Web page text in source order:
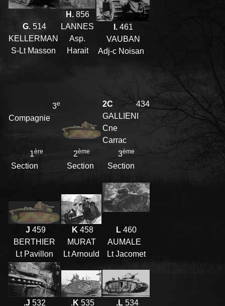
G. 514
KELLERMAN
S-Lt Masson
H.856
LANNES
Asp.
Harait
I. 461
VAUBAN
Adj-c Noisan
3e
Compagnie
2C 434
GALLIENI
Cne
Carrac
1ère
Section
2ème
Section
3ème
Section
J 459
BERTHIER
Lt Pavillon
K 458
MURAT
Lt Arnould
L460
AUMALE
Lt Jacomet
.J 532 . K535 .L 534